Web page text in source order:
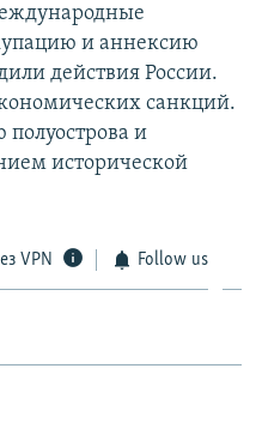
и аннексию
действия России.
санкций.
полуострова и
исторической
VPN Follow us